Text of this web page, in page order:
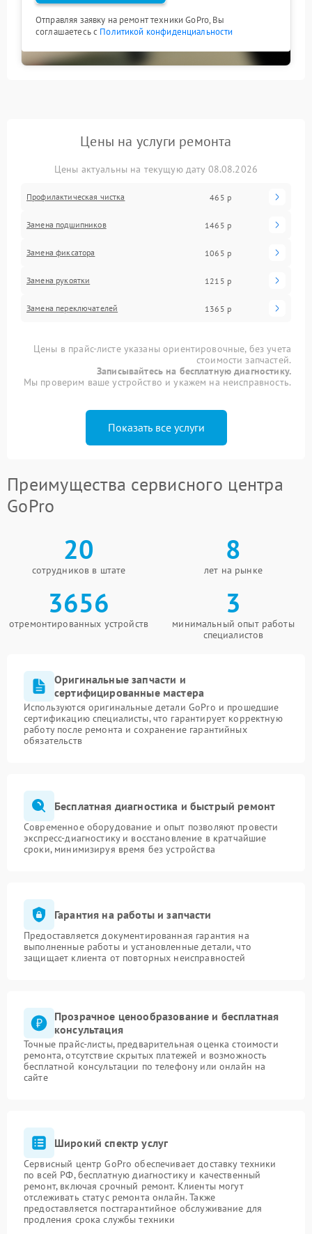
Отправляя заявку на ремонт техники GoPro, Вы
соглашаетесь с Политикой конфиденциальности
Цены на услуги ремонта
Цены актуальны на текущую дату 08.08.2026
Профилактическая чистка 465 р
Замена подшипников 1465 р
Замена фиксатора 1065 р
Замена рукоятки 1215 р
Замена переключателей 1365 р
Цены в прайс-листе указаны ориентировочные, без учета
стоимости запчастей.
Записывайтесь на бесплатную диагностику.
Мы проверим ваше устройство и укажем на неисправность.
Показать все услуги
Преимущества сервисного центра
GoPro
20
сотрудников в штате
8
лет на рынке
3656
отремонтированных устройств
3
минимальный опыт работы
специалистов
Оригинальные запчасти и
сертифицированные мастера
Используются оригинальные детали GoPro и прошедшие
сертификацию специалисты, что гарантирует корректную
работу после ремонта и сохранение гарантийных
обязательств
Бесплатная диагностика и быстрый ремонт
Современное оборудование и опыт позволяют провести
экспресс-диагностику и восстановление в кратчайшие
сроки, минимизируя время без устройства
Гарантия на работы и запчасти
Предоставляется документированная гарантия на
выполненные работы и установленные детали, что
защищает клиента от повторных неисправностей
Прозрачное ценообразование и бесплатная
консультация
Точные прайс-листы, предварительная оценка стоимости
ремонта, отсутствие скрытых платежей и возможность
бесплатной консультации по телефону или онлайн на
сайте
Широкий спектр услуг
Сервисный центр GoPro обеспечивает доставку техники
по всей РФ, бесплатную диагностику и качественный
ремонт, включая срочный ремонт. Клиенты могут
отслеживать статус ремонта онлайн. Также
предоставляется постгарантийное обслуживание для
продления срока службы техники